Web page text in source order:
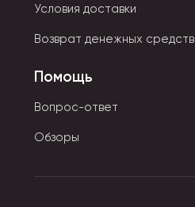
Условия доставки
Возврат денежных средств
Помощь
Вопрос-ответ
Обзоры